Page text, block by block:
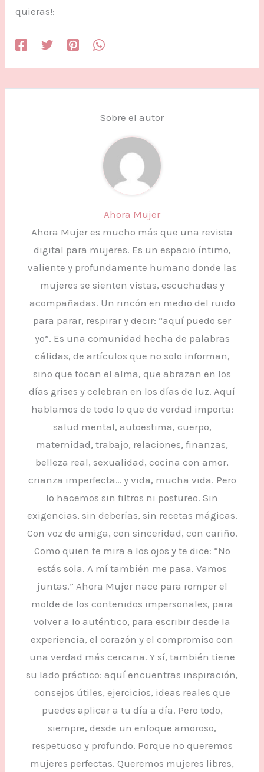
quieras!:
Sobre el autor
Ahora Mujer
Ahora Mujer es mucho más que una revista
digital para mujeres. Es un espacio íntimo,
valiente y profundamente humano donde las
mujeres se sienten vistas, escuchadas y
acompañadas. Un rincón en medio del ruido
para parar, respirar y decir: “aquí puedo ser
yo”. Es una comunidad hecha de palabras
cálidas, de artículos que no solo informan,
sino que tocan el alma, que abrazan en los
días grises y celebran en los días de luz. Aquí
hablamos de todo lo que de verdad importa:
salud mental, autoestima, cuerpo,
maternidad, trabajo, relaciones, finanzas,
belleza real, sexualidad, cocina con amor,
crianza imperfecta… y vida, mucha vida. Pero
lo hacemos sin filtros ni postureo. Sin
exigencias, sin deberías, sin recetas mágicas.
Con voz de amiga, con sinceridad, con cariño.
Como quien te mira a los ojos y te dice: “No
estás sola. A mí también me pasa. Vamos
juntas.” Ahora Mujer nace para romper el
molde de los contenidos impersonales, para
volver a lo auténtico, para escribir desde la
experiencia, el corazón y el compromiso con
una verdad más cercana. Y sí, también tiene
su lado práctico: aquí encuentras inspiración,
consejos útiles, ejercicios, ideas reales que
puedes aplicar a tu día a día. Pero todo,
siempre, desde un enfoque amoroso,
respetuoso y profundo. Porque no queremos
mujeres perfectas. Queremos mujeres libres,